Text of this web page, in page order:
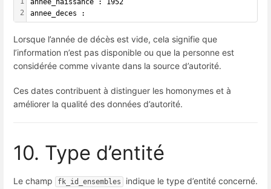
2
annee_naissance : 1952
annee_deces :
Lorsque l’année de décès est vide, cela signifie que
l’information n’est pas disponible ou que la personne est
considérée comme vivante dans la source d’autorité.
Ces dates contribuent à distinguer les homonymes et à
améliorer la qualité des données d’autorité.
10. Type d’entité
Le champ fk_id_ensembles indique le type d’entité concerné.